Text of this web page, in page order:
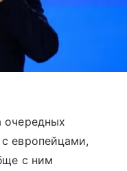
очередных
европейцами,
с ним